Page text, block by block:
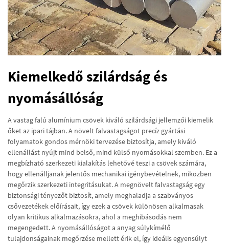
Kiemelkedő szilárdság és
nyomásállóság
A vastag falú alumínium csövek kiváló szilárdsági jellemzői kiemelik
őket az ipari tájban. A növelt falvastagságot precíz gyártási
folyamatok gondos mérnöki tervezése biztosítja, amely kiváló
ellenállást nyújt mind belső, mind külső nyomásokkal szemben. Ez a
megbízható szerkezeti kialakítás lehetővé teszi a csövek számára,
hogy ellenálljanak jelentős mechanikai igénybevételnek, miközben
megőrzik szerkezeti integritásukat. A megnövelt falvastagság egy
biztonsági tényezőt biztosít, amely meghaladja a szabványos
csővezetékek előírásait, így ezek a csövek különösen alkalmasak
olyan kritikus alkalmazásokra, ahol a meghibásodás nem
megengedett. A nyomásállóságot a anyag súlykímélő
tulajdonságainak megőrzése mellett érik el, így ideális egyensúlyt